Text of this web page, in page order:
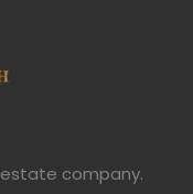
estate company.